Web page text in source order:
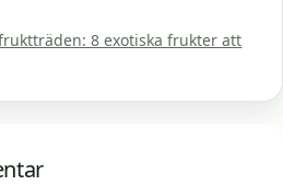
8 exotiska frukter att